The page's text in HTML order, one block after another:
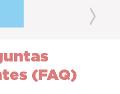
(FAQ)